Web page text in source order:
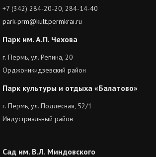
+7 (342) 284-20-20, 284-14-40
park-prm@kult.permkrai.ru
Парк им. А.П. Чехова
г. Пермь, ул. Репина, 20
Орджоникидзевский район
Парк культуры и отдыха «Балатово»
г. Пермь, ул. Подлесная, 52/1
Индустриальный район
Сад им. В.Л. Миндовского